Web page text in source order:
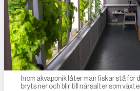
Inom akvaponik låter man fiskar stå för
bryts ner och blir till närsalter som